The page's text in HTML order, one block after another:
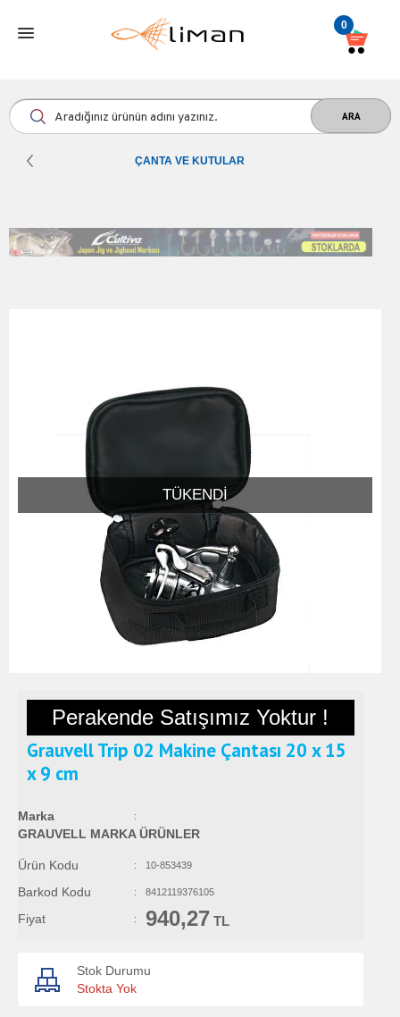
0
ÇANTA VE KUTULAR
TÜKENDI
Perakende Satışımız Yoktur !
Grauvell Trip 02 Makine Çantası 20 x 15
x 9 cm
Marka :
GRAUVELL MARKA ÜRÜNLER
Ürün Kodu : 10-853439
Barkod Kodu : 8412119376105
Fiyat : 940,27 TL
Stok Durumu
Stokta Yok